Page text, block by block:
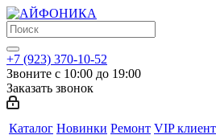
+7 (923) 370-10-52
Звоните с 10:00 до 19:00
Заказать звонок
Каталог Новинки Ремонт VIP